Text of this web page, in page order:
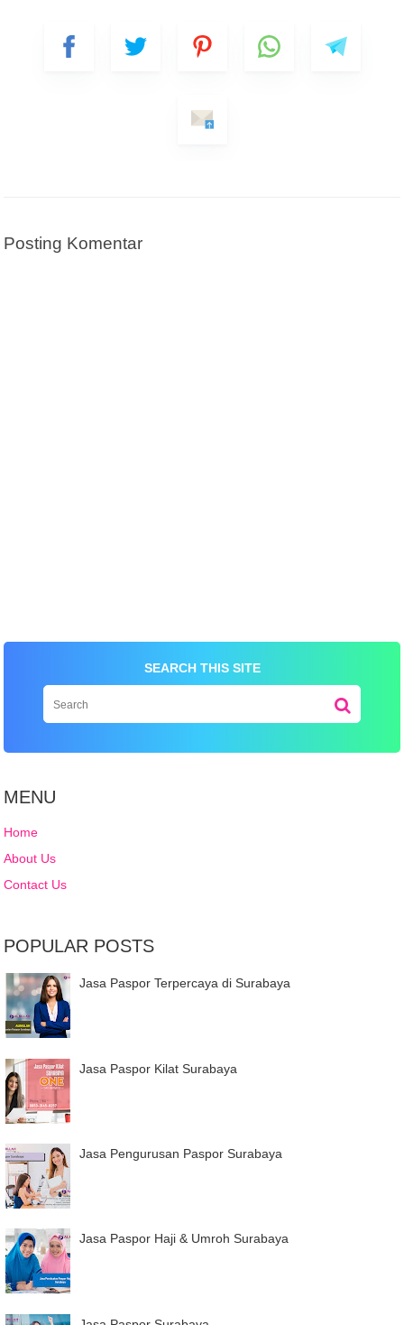
Posting Komentar
SEARCH THIS SITE
MENU
Home
About Us
Contact Us
POPULAR POSTS
Jasa Paspor Terpercaya di Surabaya
Jasa Paspor Kilat Surabaya
Jasa Pengurusan Paspor Surabaya
Jasa Paspor Haji & Umroh Surabaya